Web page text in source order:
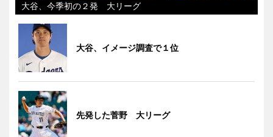
大谷、今季初の２発 大リーグ
大谷、イメージ調査で１位
先発した菅野 大リーグ